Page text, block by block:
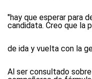
"hay que esperar para
candidata. Creo que la
de ida y vuelta con la
Al ser consultado